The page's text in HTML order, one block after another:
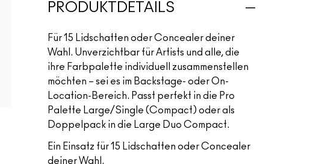
PRODUKTDETAILS
Für 15 Lidschatten oder Concealer deiner
Wahl. Unverzichtbar für Artists und alle, die
ihre Farbpalette individuell zusammenstellen
möchten – sei es im Backstage- oder On-
Location-Bereich. Passt perfekt in die Pro
Palette Large/Single (Compact) oder als
Doppelpack in die Large Duo Compact.
Ein Einsatz für 15 Lidschatten oder Concealer
deiner Wahl.